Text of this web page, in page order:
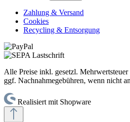
Zahlung & Versand
Cookies
Recycling & Entsorgung
Alle Preise inkl. gesetzl. Mehrwertsteuer
ggf. Nachnahmegebühren, wenn nicht
Realisiert mit Shopware